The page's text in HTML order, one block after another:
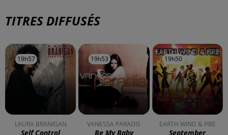
À LA UNE
DKL en direct du Casino Barrière
Blotzheim !